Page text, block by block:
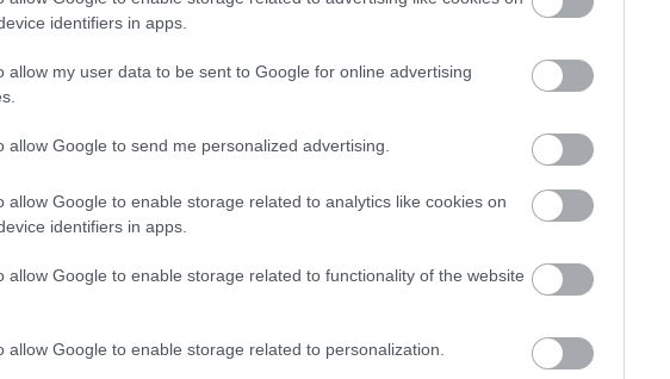
identifiers in apps.
allow my user data to be sent to Google for online advertising
allow Google to send me personalized advertising.
allow Google to enable storage related to analytics like cookies on
identifiers in apps.
allow Google to enable storage related to functionality of the website
allow Google to enable storage related to personalization.
humoristák társadalmi felelősségvállalásának
leghatásosabban szólította meg az embereket a
András Péter karantén slágerével, amely pillanatok